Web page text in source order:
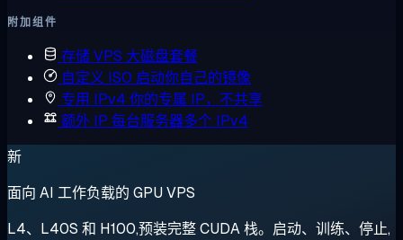
附加组件
存储 VPS 大磁盘套餐
自定义 ISO 启动你自己的镜像
专用 IPv4 你的专属 IP，不共享
额外 IP 每台服务器多个 IPv4
新
面向 AI 工作负载的 GPU VPS
L4、L40S 和 H100,预装完整 CUDA 栈。启动、训练、停止,